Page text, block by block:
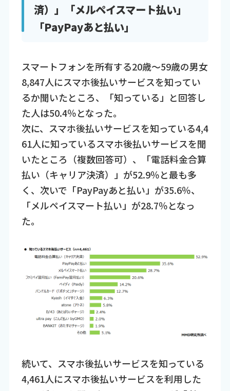
済）」「メルペイスマート払い」
「PayPayあと払い」
スマートフォンを所有する20歳～59歳の男女
8,847人にスマホ後払いサービスを知ってい
るか聞いたところ、「知っている」と回答し
た人は50.4％となった。
次に、スマホ後払いサービスを知っている4,4
61人に知っているスマホ後払いサービスを聞
いたところ（複数回答可）、「電話料金合算
払い（キャリア決済）」が52.9％と最も多
く、次いで「PayPayあと払い」が35.6％、
「メルペイスマート払い」が28.7％となっ
た。
続いて、スマホ後払いサービスを知っている
4,461人にスマホ後払いサービスを利用した